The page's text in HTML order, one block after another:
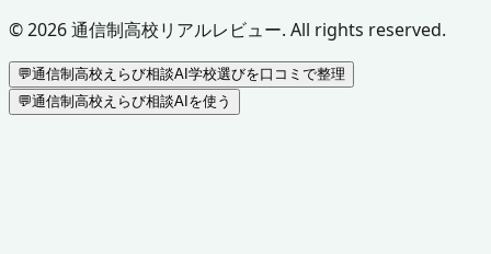
©2026通信制高校リアルレビュー. All rights reserved.
💬通信制高校えらび相談AI学校選びを口コミで整理
💬通信制高校えらび相談AIを使う